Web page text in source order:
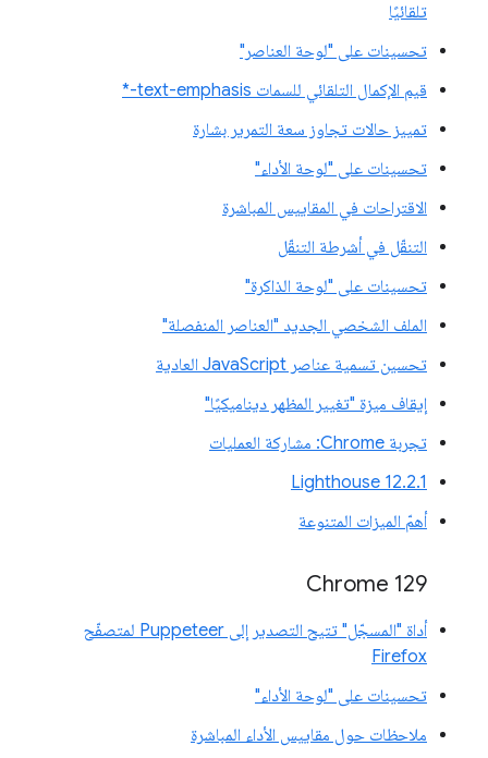
تلقائيًا
تحسينات على "لوحة العناصر"
قيم الإكمال التلقائي للسمات text-emphasis-*
تمييز حالات تجاوز سعة التمرير بشارة
تحسينات على "لوحة الأداء"
الاقتراحات في المقاييس المباشرة
التنقّل في أشرطة التنقّل
تحسينات على "لوحة الذاكرة"
الملف الشخصي الجديد "العناصر المنفصلة"
تحسين تسمية عناصر JavaScript العادية
إيقاف ميزة "تغيير المظهر ديناميكيًا"
تجربة Chrome: مشاركة العمليات
‫Lighthouse 12.2.1
أهمّ الميزات المتنوعة
Chrome 129
أداة "المسجّل" تتيح التصدير إلى Puppeteer لمتصفّح
Firefox
تحسينات على "لوحة الأداء"
ملاحظات حول مقاييس الأداء المباشرة